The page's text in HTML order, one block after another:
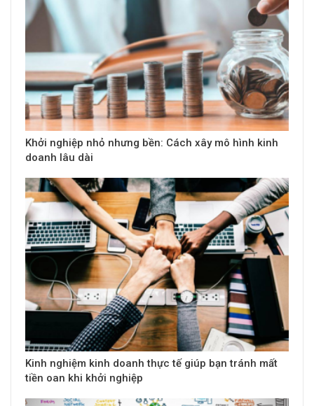
Khởi nghiệp nhỏ nhưng bền: Cách xây mô hình kinh
doanh lâu dài
Kinh nghiệm kinh doanh thực tế giúp bạn tránh mất
tiền oan khi khởi nghiệp